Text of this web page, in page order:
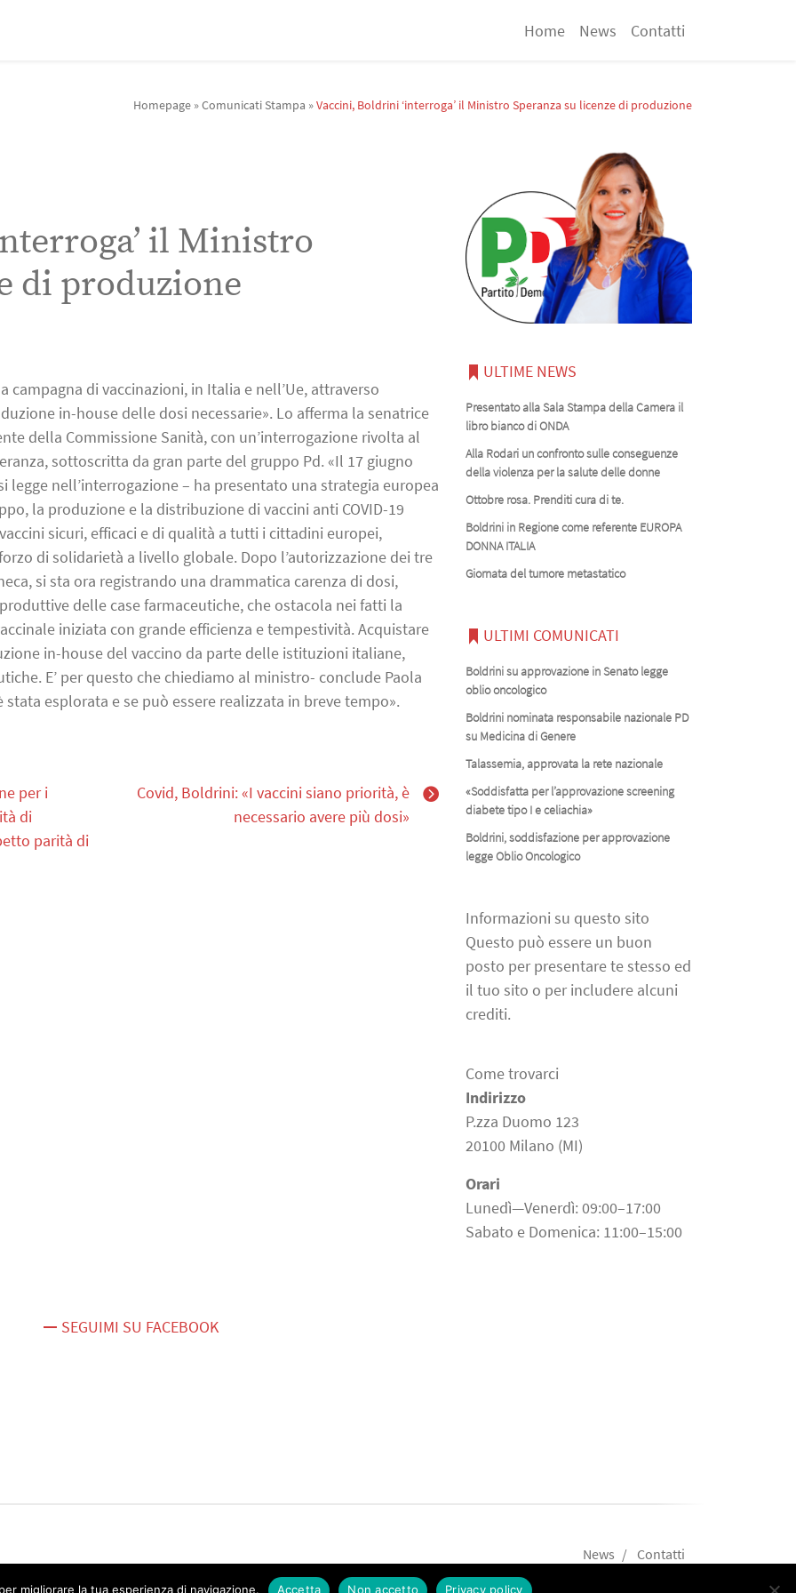
Home News Contatti
Homepage »Comunicati Stampa »Vaccini, Boldrini ‘interroga’ il Ministro Speranza su licenze di produzione
il Ministro
di produzione
campagna di vaccinazioni, in Italia e nell’Ue, attraverso
in-house delle dosi necessarie». Lo afferma la senatrice
della Commissione Sanità, con un’interrogazione rivolta al
sottoscritta da gran parte del gruppo Pd. «Il 17 giugno
legge nell’interrogazione – ha presentato una strategia europea
la produzione e la distribuzione di vaccini anti COVID-19
sicuri, efficaci e di qualità a tutti i cittadini europei,
di solidarietà a livello globale. Dopo l’autorizzazione dei tre
si sta ora registrando una drammatica carenza di dosi,
delle case farmaceutiche, che ostacola nei fatti la
iniziata con grande efficienza e tempestività. Acquistare
in-house del vaccino da parte delle istituzioni italiane,
E’ per questo che chiediamo al ministro- conclude Paola
esplorata e se può essere realizzata in breve tempo».
per i
di
parità di
Covid, Boldrini: «I vaccini siano priorità, è
necessario avere più dosi»
ULTIME NEWS
Presentato alla Sala Stampa della Camera il
libro bianco di ONDA
Alla Rodari un confronto sulle conseguenze
della violenza per la salute delle donne
Ottobre rosa. Prenditi cura di te.
Boldrini in Regione come referente EUROPA
DONNA ITALIA
Giornata del tumore metastatico
ULTIMI COMUNICATI
Boldrini su approvazione in Senato legge
oblio oncologico
Boldrini nominata responsabile nazionale PD
su Medicina di Genere
Talassemia, approvata la rete nazionale
«Soddisfatta per l’approvazione screening
diabete tipo I e celiachia»
Boldrini, soddisfazione per approvazione
legge Oblio Oncologico
Informazioni su questo sito
Questo può essere un buon
posto per presentare te stesso ed
il tuo sito o per includere alcuni
crediti.
Come trovarci
Indirizzo
P.zza Duomo 123
20100 Milano (MI)
Orari
Lunedì—Venerdì: 09:00–17:00
Sabato e Domenica: 11:00–15:00
SEGUIMI SU FACEBOOK
News Contatti
migliorare la tua esperienza di navigazione. Accetta Non accetto Privacy policy